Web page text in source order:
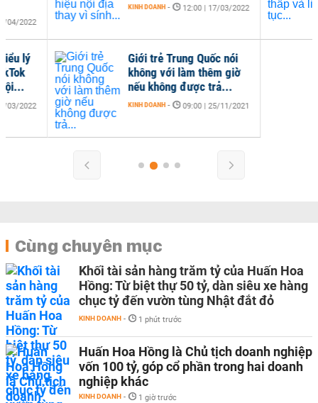
KINH DOANH 12:00 | 17/03/2022 KINH
Giới trẻ Trung Quốc nói
không với làm thêm giờ
nếu không được trả...
KINH DOANH 09:00 | 25/11/2021
Cùng chuyên mục
Khối tài sản hàng trăm tỷ của Huấn Hoa
Hồng: Từ biệt thự 50 tỷ, dàn siêu xe hàng
chục tỷ đến vườn tùng Nhật đắt đỏ
KINH DOANH - 1 phút trước
Huấn Hoa Hồng là Chủ tịch doanh nghiệp
vốn 100 tỷ, góp cổ phần trong hai doanh
nghiệp khác
KINH DOANH - 1 giờ trước